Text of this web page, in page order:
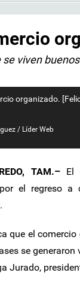
se viven
organizado.
/ Líder Web
TAM.– El
el regreso a
que el
se
Jurado,